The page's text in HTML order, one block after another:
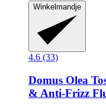
Winkelmandje
4.6 (33)
Domus Olea
& Anti-​Frizz